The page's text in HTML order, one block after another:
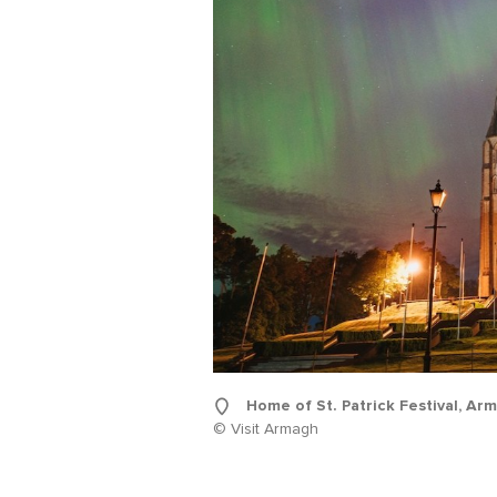
Home of St. Patrick Festival,
© Visit Armagh